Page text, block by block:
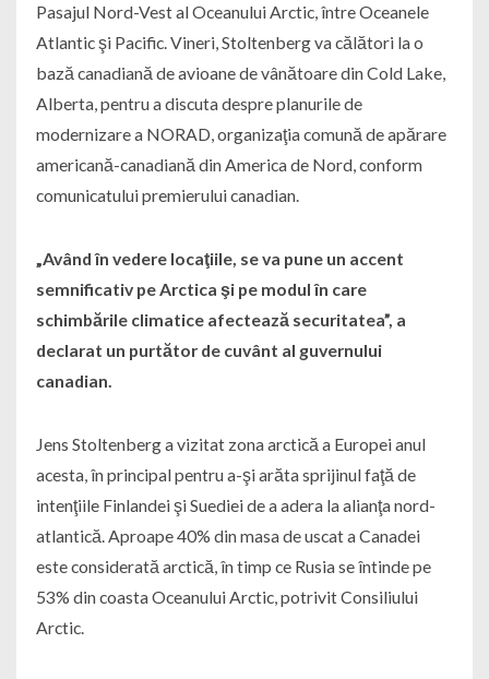
Pasajul Nord-Vest al Oceanului Arctic, între Oceanele
Atlantic şi Pacific. Vineri, Stoltenberg va călători la o
bază canadiană de avioane de vânătoare din Cold Lake,
Alberta, pentru a discuta despre planurile de
modernizare a NORAD, organizaţia comună de apărare
americană-canadiană din America de Nord, conform
comunicatului premierului canadian.
„Având în vedere locaţiile, se va pune un accent
semnificativ pe Arctica şi pe modul în care
schimbările climatice afectează securitatea”, a
declarat un purtător de cuvânt al guvernului
canadian.
Jens Stoltenberg a vizitat zona arctică a Europei anul
acesta, în principal pentru a-şi arăta sprijinul faţă de
intenţiile Finlandei şi Suediei de a adera la alianţa nord-
atlantică. Aproape 40% din masa de uscat a Canadei
este considerată arctică, în timp ce Rusia se întinde pe
53% din coasta Oceanului Arctic, potrivit Consiliului
Arctic.